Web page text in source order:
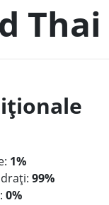
Thai
1%
99%
0%